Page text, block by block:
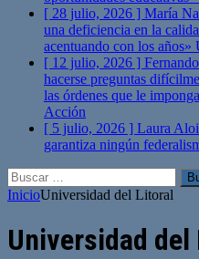
[ 28 julio, 2026 ] María
una deficiencia en la
acentuando con los
[ 12 julio, 2026 ]
hacerse preguntas
las órdenes que le
Acción
[ 5 julio, 2026 ] Laura
garantiza ningún
Buscar:
InicioUniversidad del Litoral
Universidad del